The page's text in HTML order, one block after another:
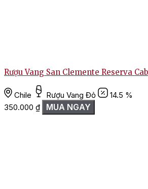
Rượu Vang San Clemente Reserva
Chile Rượu Vang Đỏ
14.5 %
350.000 ₫ MUA NGAY